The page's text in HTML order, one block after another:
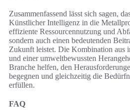
Zusammenfassend lässt sich sagen,
Künstlicher Intelligenz in die
effiziente Ressourcennutzung und
sondern auch einen bedeutenden
Zukunft leistet. Die Kombination aus
und einer umweltbewussten
Branche helfen, den
begegnen und gleichzeitig die
erfüllen.
FAQ